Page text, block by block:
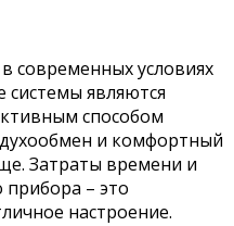
современных условиях
являются
способом
и комфортный
Затраты времени и
прибора – это
настроение.